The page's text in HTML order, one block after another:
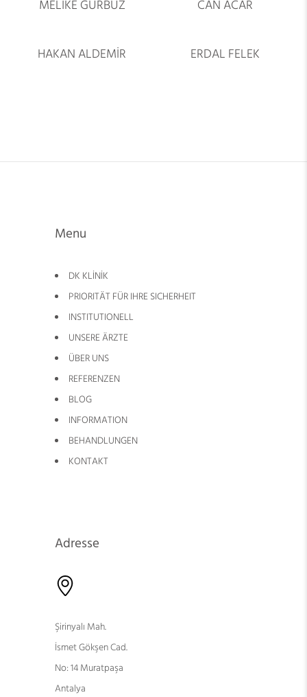
MELİKE GÜRBÜZ CAN ACAR
HAKAN ALDEMİR ERDAL FELEK
Menu
DK KLİNİK
PRIORITÄT FÜR IHRE SICHERHEIT
INSTITUTIONELL
UNSERE ÄRZTE
ÜBER UNS
REFERENZEN
BLOG
INFORMATION
BEHANDLUNGEN
KONTAKT
Adresse
Şirinyalı Mah.
İsmet Gökşen Cad.
No: 14 Muratpaşa
Antalya